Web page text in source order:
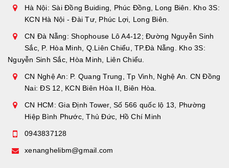
Hà Nội: Sài Đồng Buiding, Phúc Đồng, Long Biên. Kho 3S:
KCN Hà Nội - Đài Tư, Phúc Lợi, Long Biên.
CN Đà Nẵng: Shophouse Lô A4-12; Đường Nguyễn Sinh
Sắc, P. Hòa Minh, Q.Liên Chiểu, TP.Đà Nẵng. Kho 3S:
Nguyễn Sinh Sắc, Hòa Minh, Liên Chiểu.
CN Nghệ An: P. Quang Trung, Tp Vinh, Nghệ An. CN Đồng
Nai: ĐS 12, KCN Biên Hòa II, Biên Hòa.
CN HCM: Gia Định Tower, Số 566 quốc lộ 13, Phường
Hiệp Bình Phước, Thủ Đức, Hồ Chí Minh
0943837128
xenanghelibm@gmail.com